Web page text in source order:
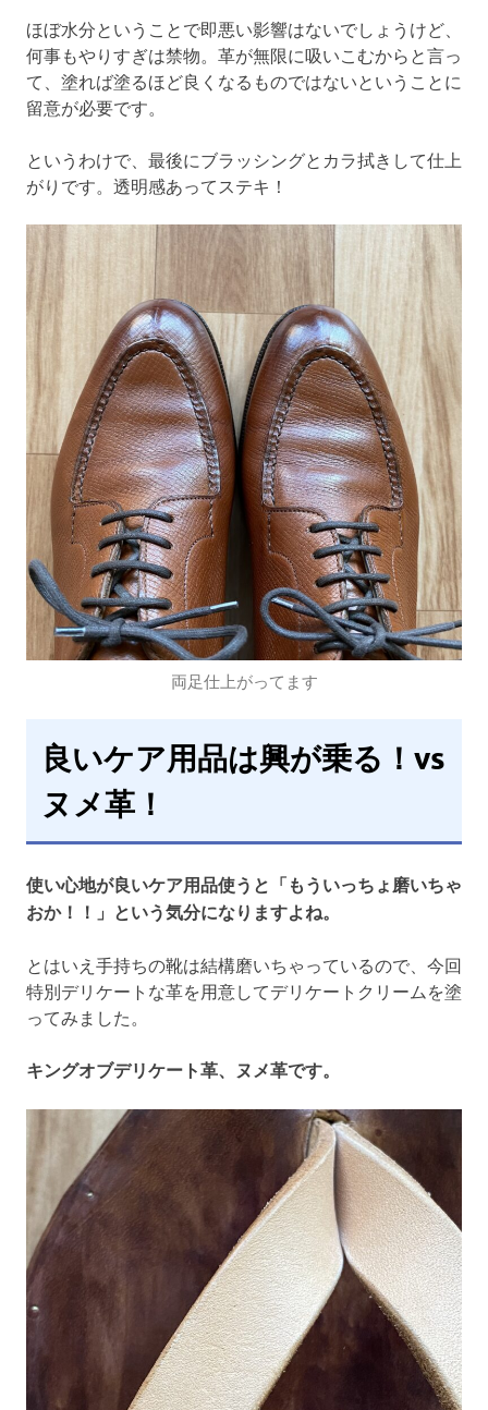
ほぼ水分ということで即悪い影響はないでしょうけど、
何事もやりすぎは禁物。革が無限に吸いこむからと言っ
て、塗れば塗るほど良くなるものではないということに
留意が必要です。
というわけで、最後にブラッシングとカラ拭きして仕上
がりです。透明感あってステキ！
両足仕上がってます
良いケア用品は興が乗る！vs
ヌメ革！
使い心地が良いケア用品使うと「もういっちょ磨いちゃ
おか！！」という気分になりますよね。
とはいえ手持ちの靴は結構磨いちゃっているので、今回
特別デリケートな革を用意してデリケートクリームを塗
ってみました。
キングオブデリケート革、ヌメ革です。